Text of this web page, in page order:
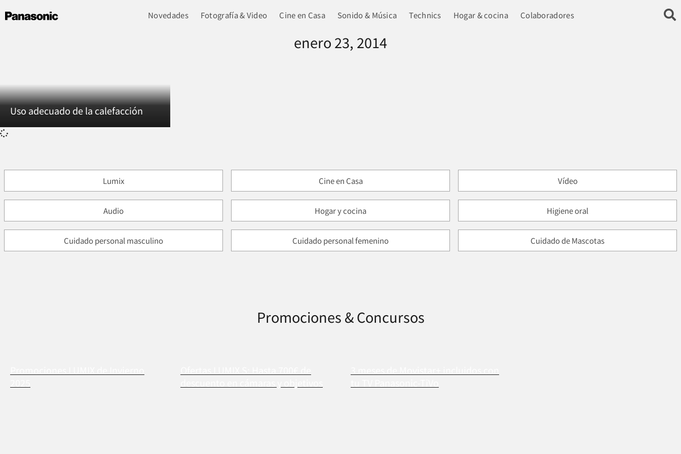
Novedades Fotografía & Video Cine en Casa Sonido & Música Technics Hogar & cocina Colaboradores
enero 23, 2014
Uso adecuado de la calefacción
Lumix Cine en Casa Vídeo
Audio Hogar y cocina Higiene oral
Cuidado personal masculino Cuidado personal femenino Cuidado de Mascotas
Promociones & Concursos